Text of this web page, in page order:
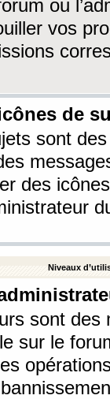
ou
vos
de
sont
des
Niveaux
sont
sur le